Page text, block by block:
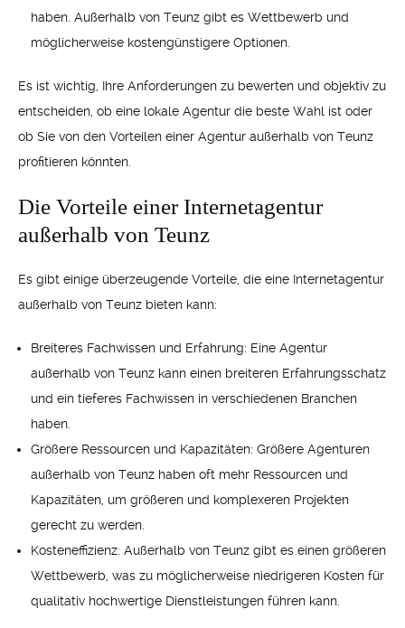
haben. Außerhalb von Teunz gibt es Wettbewerb und
möglicherweise kostengünstigere Optionen.
Es ist wichtig, Ihre Anforderungen zu bewerten und objektiv zu
entscheiden, ob eine lokale Agentur die beste Wahl ist oder
ob Sie von den Vorteilen einer Agentur außerhalb von Teunz
profitieren könnten.
Die Vorteile einer Internetagentur
außerhalb von Teunz
Es gibt einige überzeugende Vorteile, die eine Internetagentur
außerhalb von Teunz bieten kann:
Breiteres Fachwissen und Erfahrung: Eine Agentur
außerhalb von Teunz kann einen breiteren Erfahrungsschatz
und ein tieferes Fachwissen in verschiedenen Branchen
haben.
Größere Ressourcen und Kapazitäten: Größere Agenturen
außerhalb von Teunz haben oft mehr Ressourcen und
Kapazitäten, um größeren und komplexeren Projekten
gerecht zu werden.
Kosteneffizienz: Außerhalb von Teunz gibt es einen größeren
Wettbewerb, was zu möglicherweise niedrigeren Kosten für
qualitativ hochwertige Dienstleistungen führen kann.